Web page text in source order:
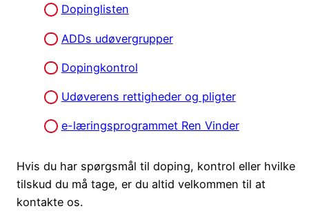
Dopinglisten
ADDs udøvergrupper
Dopingkontrol
Udøverens rettigheder og pligter
e-læringsprogrammet Ren Vinder
Hvis du har spørgsmål til doping, kontrol eller hvilke
tilskud du må tage, er du altid velkommen til at
kontakte os.